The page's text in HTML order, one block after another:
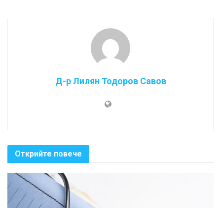
Д-р Лилян Тодоров Савов
Открийте повече